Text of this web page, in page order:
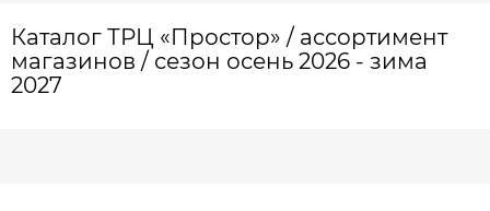
Каталог ТРЦ «Простор» / ассортимент
магазинов / сезон осень 2026 - зима
2027